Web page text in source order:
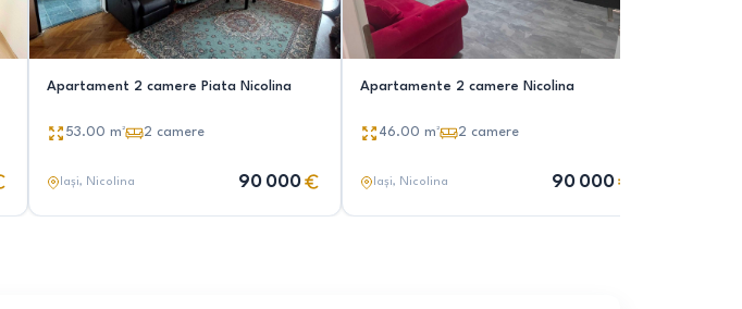
Apartament 2 camere Piata Nicolina
53.00 m² 2 camere
Iași, Nicolina 90 000
Apartamente 2 camere Nicolina
46.00 m² 2 camere
Iași, Nicolina 90 000